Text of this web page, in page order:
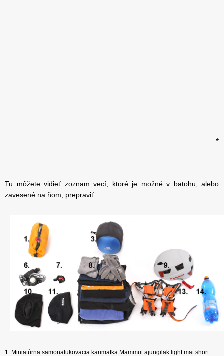
*
Tu môžete vidieť zoznam vecí, ktoré je možné v batohu, alebo
zavesené na ňom, prepraviť:
1. Miniatúrna samonafukovacia karimatka Mammut ajungilak light mat short